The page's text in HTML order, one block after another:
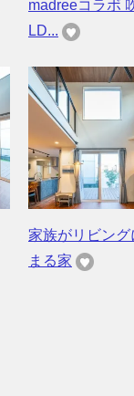
madreeコラボ
LD...
家族がリビング
まる家